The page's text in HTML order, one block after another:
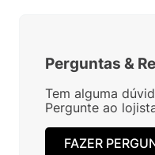
Perguntas &
Tem alguma
Pergunte ao
FAZER